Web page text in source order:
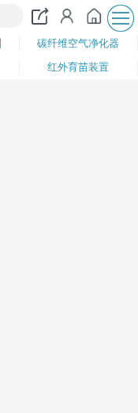
碳纤维空气净化器
红外育苗装置